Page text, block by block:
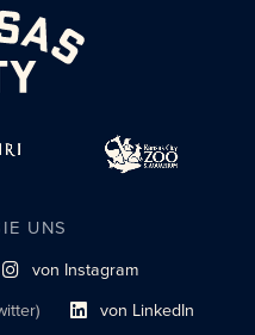
UNS
Link zum sozialen Profil
von Instagram
Link Link zum sozialen Profil
von LinkedIn